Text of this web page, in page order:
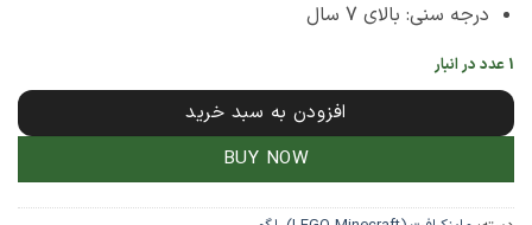
درجه سنی: بالای 7 سال
افزودن به سبد خرید
BUY NOW